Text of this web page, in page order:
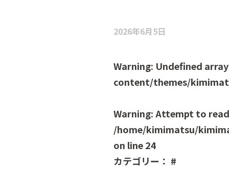
2026年6月5日
Warning: Undefined
content/themes/
Warning: Attempt to
/home/kimimatsu/
on line24
カテゴリー： #